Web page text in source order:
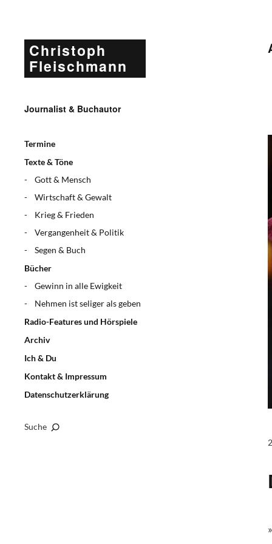
Christoph
Fleischmann
Journalist & Buchautor
Termine
Texte & Töne
Gott & Mensch
Wirtschaft & Gewalt
Krieg & Frieden
Vergangenheit & Politik
Segen & Buch
Bücher
Gewinn in alle Ewigkeit
Nehmen ist seliger als geben
Radio-Features und Hörspiele
Archiv
Ich & Du
Kontakt & Impressum
Datenschutzerklärung
Suche